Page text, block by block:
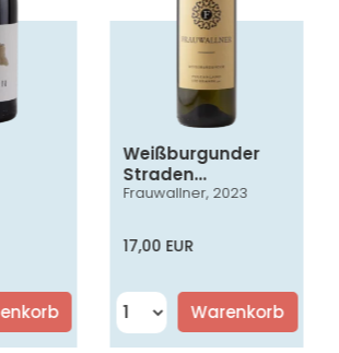
Weißburgunder
Straden
Vulkanland
Frauwallner, 2023
17,00 EUR
Warenkorb